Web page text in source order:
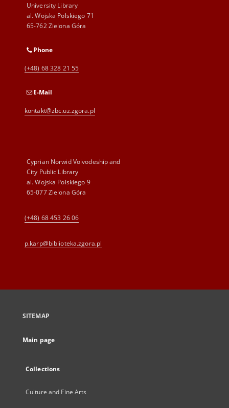
University Library
al. Wojska Polskiego 71
65-762 Zielona Góra
Phone
(+48) 68 328 21 55
E-Mail
kontakt@zbc.uz.zgora.pl
Cyprian Norwid Voivodeship and
City Public Library
al. Wojska Polskiego 9
65-077 Zielona Góra
(+48) 68 453 26 06
p.karp@biblioteka.zgora.pl
SITEMAP
Main page
Collections
Culture and Fine Arts